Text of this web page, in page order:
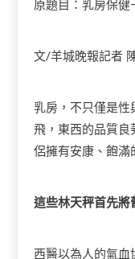
原題目：乳房保健
文/羊城晚報記者
乳房，不只僅是性
飛，東西的品質良
侶擁有安康、飽滿
這些林天秤首先將
西醫以為人的氣血